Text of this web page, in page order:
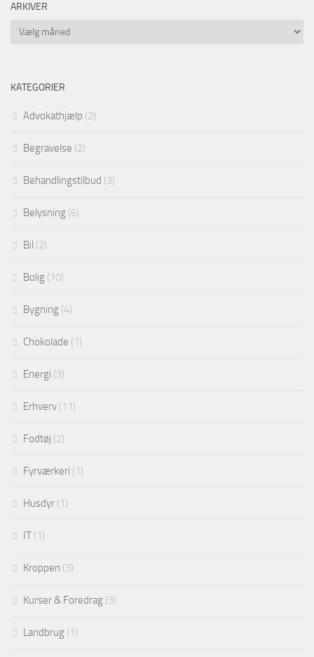
ARKIVER
Arkiver
KATEGORIER
Advokathjælp (2)
Begravelse (2)
Behandlingstilbud (3)
Belysning (6)
Bil (2)
Bolig (10)
Bygning (4)
Chokolade (1)
Energi (3)
Erhverv (11)
Fodtøj (2)
Fyrværkeri (1)
Husdyr (1)
IT (1)
Kroppen (3)
Kurser & Foredrag (3)
Landbrug (1)